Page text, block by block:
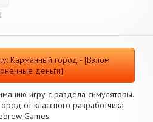
Карманный город - [Взлом
деньги]
игру с раздела симуляторы.
от классного разработчика
Games.